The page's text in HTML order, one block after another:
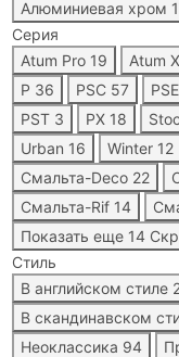
Алюминиевая хром
Серия
Atum Pro 19 Atum X
P 36 PSC 57 PSE
PST 3 PX 18
Urban 16 Winter 12
Смальта-Deco 22
Смальта-Rif 14
Показать еще 14
Стиль
В английском стиле
В скандинавском
Неоклассика 94